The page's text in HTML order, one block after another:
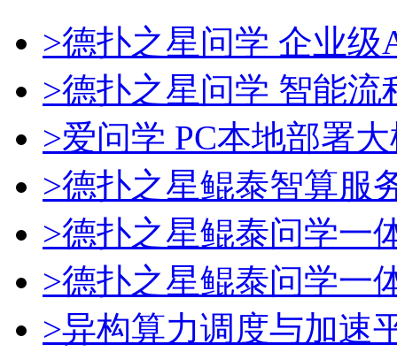
>德扑之星问学 企业级
>德扑之星问学 智能流
>爱问学 PC本地部署
>德扑之星鲲泰智算服
>德扑之星鲲泰问学一
>德扑之星鲲泰问学一
>异构算力调度与加速